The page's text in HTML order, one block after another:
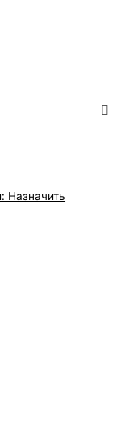
Назначить